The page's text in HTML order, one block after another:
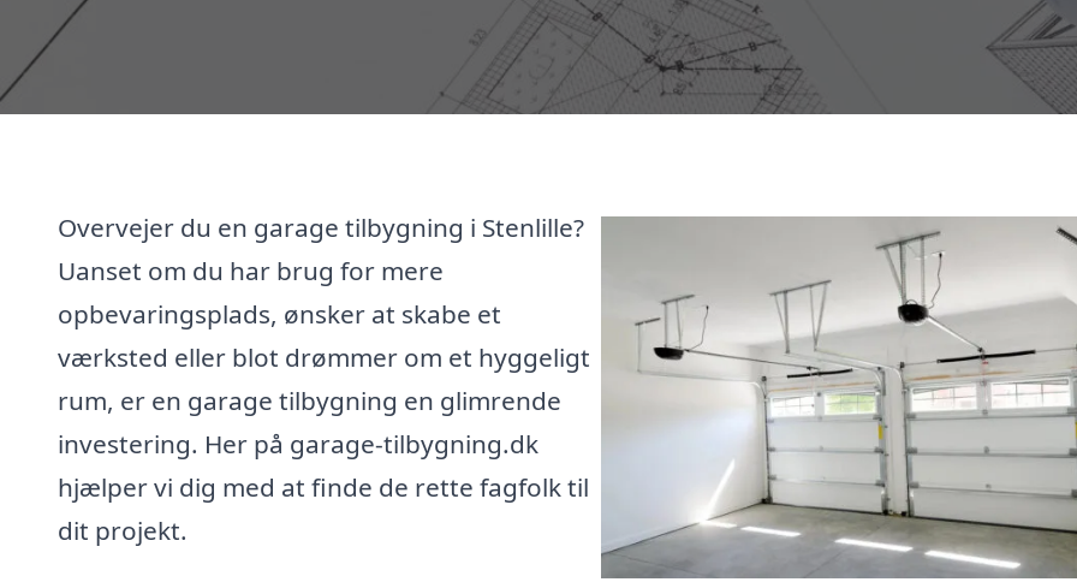
Overvejer du en garage tilbygning i Stenlille?
Uanset om du har brug for mere
opbevaringsplads, ønsker at skabe et
værksted eller blot drømmer om et hyggeligt
rum, er en garage tilbygning en glimrende
investering. Her på garage-tilbygning.dk
hjælper vi dig med at finde de rette fagfolk til
dit projekt.